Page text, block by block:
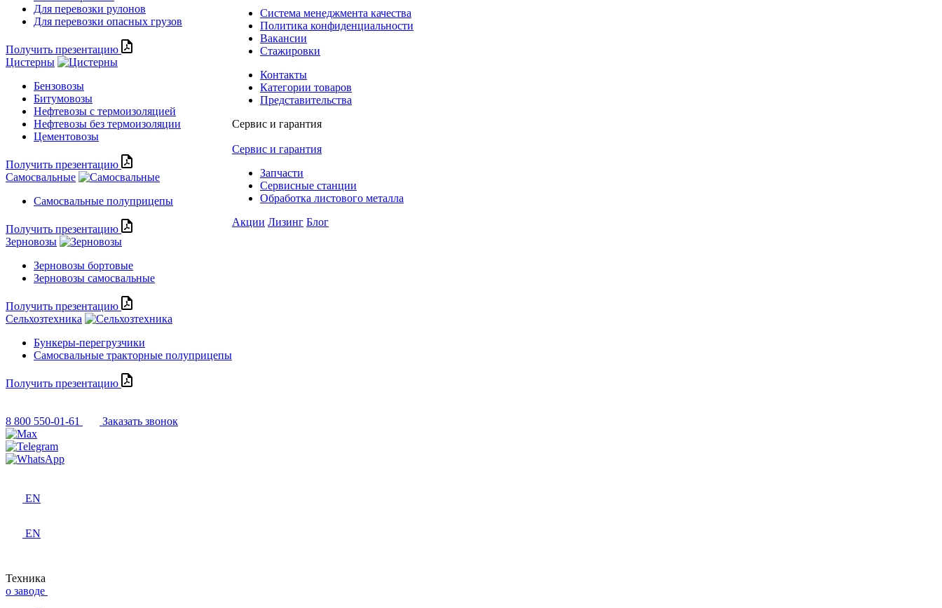
Для перевозки рулонов
Для перевозки опасных грузов
Получить презентацию
Цистерны
Бензовозы
Битумовозы
Нефтевозы с термоизоляцией
Нефтевозы без термоизоляции
Цементовозы
Получить презентацию
Самосвальные
Самосвальные полуприцепы
Получить презентацию
Зерновозы
Зерновозы бортовые
Зерновозы самосвальные
Получить презентацию
Сельхозтехника
Бункеры-перегрузчики
Самосвальные тракторные полуприцепы
Получить презентацию
Система менеджмента качества
Политика конфиденциальности
Вакансии
Стажировки
Контакты
Категории товаров
Представительства
Сервис и гарантия
Сервис и гарантия
Запчасти
Сервисные станции
Обработка листового металла
Акции Лизинг Блог
8 800 550-01-61 Заказать звонок
EN
EN
Техника
о заводе